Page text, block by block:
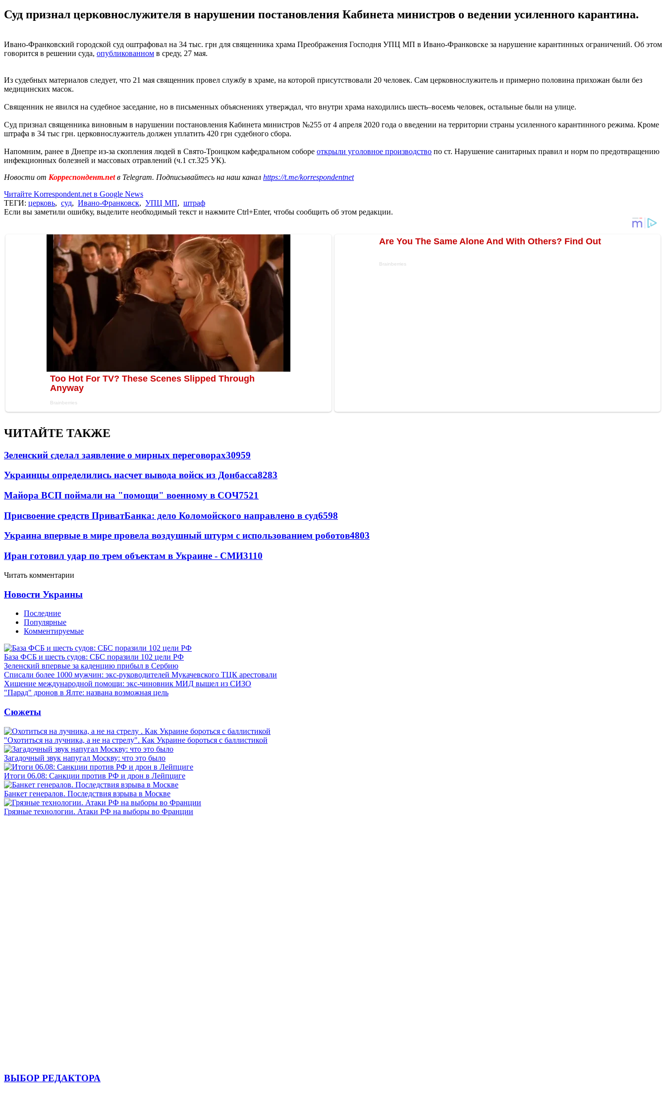
Суд признал церковнослужителя в нарушении постановления Кабинета министров о ведении усиленного карантина.
Ивано-Франковский городской суд оштрафовал на 34 тыс. грн для священника храма Преображения Господня УПЦ МП в Ивано-Франковске за нарушение карантинных ограничений. Об этом
говорится в решении суда, опубликованном в среду, 27 мая.
Из судебных материалов следует, что 21 мая священник провел службу в храме, на которой присутствовали 20 человек. Сам церковнослужитель и примерно половина прихожан были без
медицинских масок.
Священник не явился на судебное заседание, но в письменных объяснениях утверждал, что внутри храма находились шесть–восемь человек, остальные были на улице.
Суд признал священника виновным в нарушении постановления Кабинета министров №255 от 4 апреля 2020 года о введении на территории страны усиленного карантинного режима. Кроме
штрафа в 34 тыс грн. церковнослужитель должен уплатить 420 грн судебного сбора.
Напомним, ранее в Днепре из-за скопления людей в Свято-Троицком кафедральном соборе открыли уголовное производство по ст. Нарушение санитарных правил и норм по предотвращению
инфекционных болезней и массовых отравлений (ч.1 ст.325 УК).
Новости от Корреспондент.netв Telegram. Подписывайтесь на наш канал https://t.me/korrespondentnet
Читайте Korrespondent.net в Google News
ТЕГИ: церковь, суд, Ивано-Франковск, УПЦ МП, штраф
Если вы заметили ошибку, выделите необходимый текст и нажмите Ctrl+Enter, чтобы сообщить об этом редакции.
ЧИТАЙТЕ ТАКЖЕ
Зеленский сделал заявление о мирных переговорах30959
Украинцы определились насчет вывода войск из Донбасса8283
Майора ВСП поймали на "помощи" военному в СОЧ7521
Присвоение средств ПриватБанка: дело Коломойского направлено в суд6598
Украина впервые в мире провела воздушный штурм с использованием роботов4803
Иран готовил удар по трем объектам в Украине - СМИ3110
Читать комментарии
Новости Украины
Последние
Популярные
Комментируемые
База ФСБ и шесть судов: СБС поразили 102 цели РФ
Зеленский впервые за каденцию прибыл в Сербию
Списали более 1000 мужчин: экс-руководителей Мукачевского ТЦК арестовали
Хищение международной помощи: экс-чиновник МИД вышел из СИЗО
"Парад" дронов в Ялте: названа возможная цель
Сюжеты
"Охотиться на лучника, а не на стрелу". Как Украине бороться с баллистикой
Загадочный звук напугал Москву: что это было
Итоги 06.08: Санкции против РФ и дрон в Лейпциге
Банкет генералов. Последствия взрыва в Москве
Грязные технологии. Атаки РФ на выборы во Франции
ВЫБОР РЕДАКТОРА